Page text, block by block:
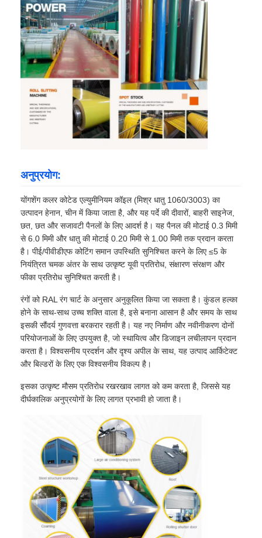
अनुप्रयोग:
योंगशेंग कलर कोटेड एल्युमीनियम कॉइल (मिश्र धातु 1060/3003) का
उत्पादन हेनान, चीन में किया जाता है, और यह पर्दे की दीवारों, बाहरी साइनेज,
छत, छत और सजावटी पैनलों के लिए आदर्श है। यह पैनल की मोटाई 0.3 मिमी
से 6.0 मिमी और धातु की मोटाई 0.20 मिमी से 1.00 मिमी तक प्रदान करता
है। पीई/पीवीडीएफ कोटिंग समान उपस्थिति सुनिश्चित करने के लिए ≤5 के
नियंत्रित चमक अंतर के साथ उत्कृष्ट यूवी प्रतिरोध, संक्षारण संरक्षण और
फीका प्रतिरोध सुनिश्चित करती है।
रंगों को RAL रंग चार्ट के अनुसार अनुकूलित किया जा सकता है। कुंडल हल्का
होने के साथ-साथ उच्च शक्ति वाला है, इसे बनाना आसान है और समय के साथ
इसकी सौंदर्य गुणवत्ता बरकरार रहती है। यह नए निर्माण और नवीनीकरण दोनों
परियोजनाओं के लिए उपयुक्त है, जो स्थायित्व और डिजाइन लचीलापन प्रदान
करता है। विश्वसनीय प्रदर्शन और दृश्य अपील के साथ, यह उत्पाद आर्किटेक्ट
और बिल्डरों के लिए एक विश्वसनीय विकल्प है।
इसका उत्कृष्ट मौसम प्रतिरोध रखरखाव लागत को कम करता है, जिससे यह
दीर्घकालिक अनुप्रयोगों के लिए लागत प्रभावी हो जाता है।